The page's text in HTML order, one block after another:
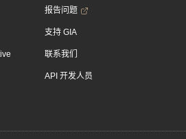
报告问题
支持 GIA
联系我们
API 开发人员